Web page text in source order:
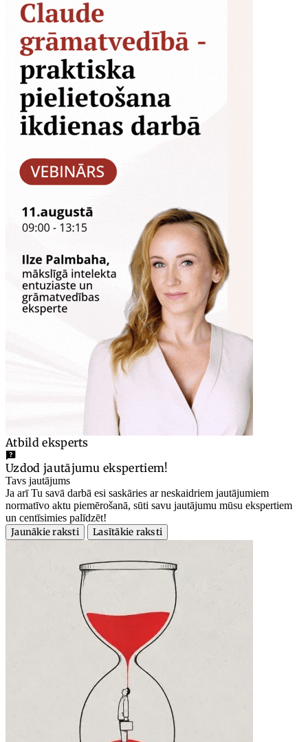
Atbild eksperts
Uzdod jautājumu ekspertiem!
Tavs jautājums
Ja arī Tu savā darbā esi saskāries ar neskaidriem jautājumiem
normatīvo aktu piemērošanā, sūti savu jautājumu mūsu ekspertiem
un centīsimies palīdzēt!
Jaunākie raksti
Lasītākie raksti